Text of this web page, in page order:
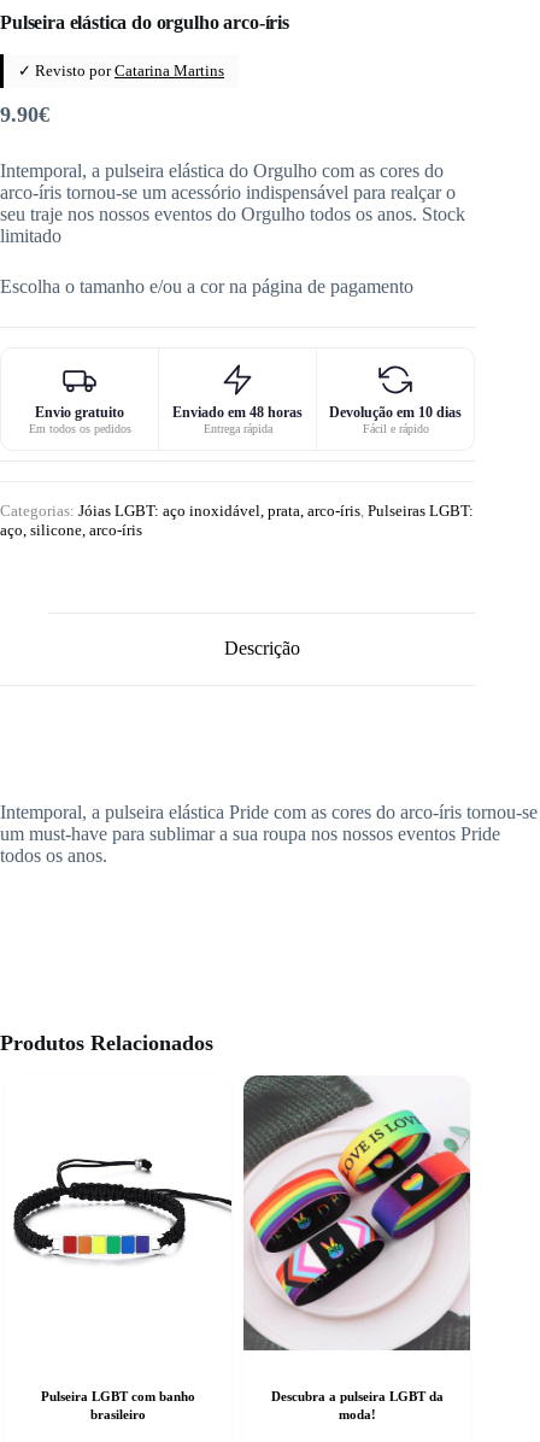
Pulseira elástica do orgulho arco-íris
✓ Revisto porCatarina Martins
9.90€
Intemporal, a pulseira elástica do Orgulho com as cores do
arco-íris tornou-se um acessório indispensável para realçar o
seu traje nos nossos eventos do Orgulho todos os anos. Stock
limitado
Escolha o tamanho e/ou a cor na página de pagamento
Envio gratuito
Em todos os pedidos
Enviado em 48 horas
Entrega rápida
Devolução em 10 dias
Fácil e rápido
Categorias: Jóias LGBT: aço inoxidável, prata, arco-íris Pulseiras LGBT:
aço, silicone, arco-íris
Descrição
Intemporal, a pulseira elástica Pride com as cores do arco-íris tornou-se
um must-have para sublimar a sua roupa nos nossos eventos Pride
todos os anos.
Produtos Relacionados
Pulseira LGBT com banho
brasileiro
Descubra a pulseira LGBT da
moda!